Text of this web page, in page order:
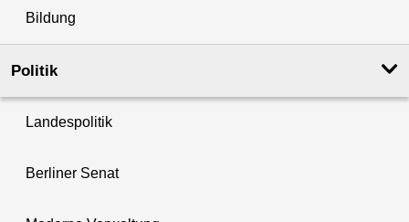
Bildung
Politik
Landespolitik
Berliner Senat